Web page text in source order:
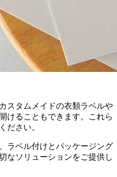
スタムメイドの衣類ラベルや
けることもできます。これら
ださい。
、ラベル付けとパッケージング
なソリューションをご提供し